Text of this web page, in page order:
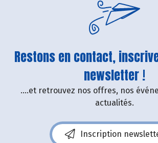
Restons en contact,
newsletter !
....et retrouvez nos offres, nos
actualités.
Inscription